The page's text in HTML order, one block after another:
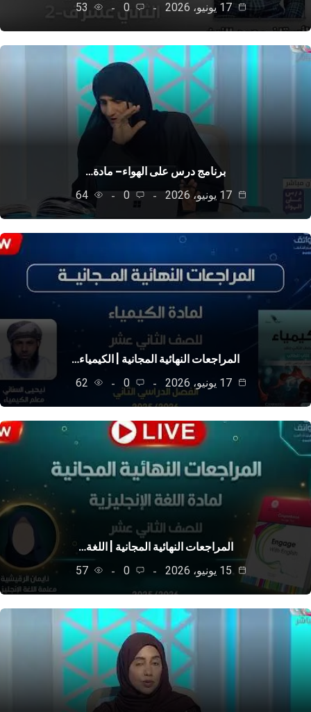
17 يونيو، 2026
0
53
برنامج درس على الهواء– مادة…
0
64
المراجعات النهائية المجانية | الكيمياء…
0
62
المراجعات النهائية المجانية | اللغة…
0
57